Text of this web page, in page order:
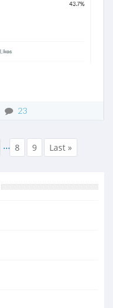
23
... 8 9 Last »